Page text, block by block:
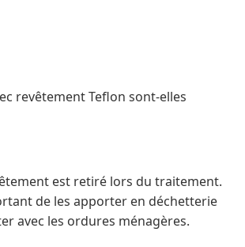
revêtement Teflon sont-elles
est retiré lors du traitement.
de les apporter en déchetterie
avec les ordures ménagères.